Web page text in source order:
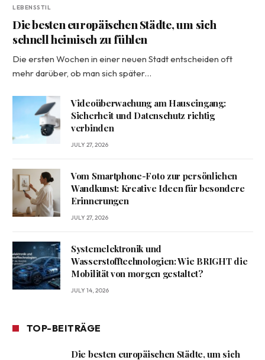
LEBENSSTIL
Die besten europäischen Städte, um sich
schnell heimisch zu fühlen
Die ersten Wochen in einer neuen Stadt entscheiden oft
mehr darüber, ob man sich später…
Videoüberwachung am Hauseingang:
Sicherheit und Datenschutz richtig
verbinden
JULY 27, 2026
Vom Smartphone-Foto zur persönlichen
Wandkunst: Kreative Ideen für besondere
Erinnerungen
JULY 27, 2026
Systemelektronik und
Wasserstofftechnologien: Wie BRIGHT die
Mobilität von morgen gestaltet?
JULY 14, 2026
TOP-BEITRÄGE
Die besten europäischen Städte, um sich